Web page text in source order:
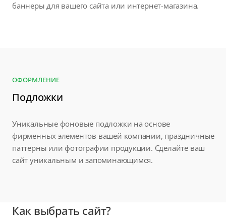
баннеры для вашего сайта или интернет-магазина.
ОФОРМЛЕНИЕ
Подложки
Уникальные фоновые подложки на основе
фирменных элементов вашей компании, праздничные
паттерны или фотографии продукции. Сделайте ваш
сайт уникальным и запоминающимся.
Как выбрать сайт?